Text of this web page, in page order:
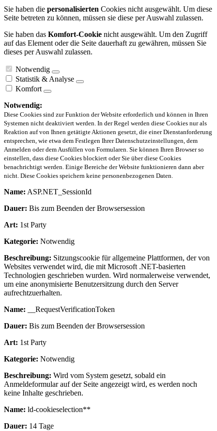
Sie haben die personalisierten Cookies nicht ausgewählt. Um diese
Seite betreten zu können, müssen sie diese per Auswahl zulassen.
Sie haben das Komfort-Cookie nicht ausgewählt. Um den Zugriff
auf das Element oder die Seite dauerhaft zu gewähren, müssen Sie
dieses per Auswahl zulassen.
Notwendig
Statistik & Analyse
Komfort
Notwendig:
Diese Cookies sind zur Funktion der Website erforderlich und können in Ihren
Systemen nicht deaktiviert werden. In der Regel werden diese Cookies nur als
Reaktion auf von Ihnen getätigte Aktionen gesetzt, die einer Dienstanforderung
entsprechen, wie etwa dem Festlegen Ihrer Datenschutzeinstellungen, dem
Anmelden oder dem Ausfüllen von Formularen. Sie können Ihren Browser so
einstellen, dass diese Cookies blockiert oder Sie über diese Cookies
benachrichtigt werden. Einige Bereiche der Website funktionieren dann aber
nicht. Diese Cookies speichern keine personenbezogenen Daten.
Name: ASP.NET_SessionId
Dauer: Bis zum Beenden der Browsersession
Art: 1st Party
Kategorie: Notwendig
Beschreibung: Sitzungscookie für allgemeine Plattformen, der von
Websites verwendet wird, die mit Microsoft .NET-basierten
Technologien geschrieben wurden. Wird normalerweise verwendet,
um eine anonymisierte Benutzersitzung durch den Server
aufrechtzuerhalten.
Name: __RequestVerificationToken
Dauer: Bis zum Beenden der Browsersession
Art: 1st Party
Kategorie: Notwendig
Beschreibung: Wird vom System gesetzt, sobald ein
Anmeldeformular auf der Seite angezeigt wird, es werden noch
keine Inhalte geschrieben.
Name: ld-cookieselection**
Dauer: 14 Tage